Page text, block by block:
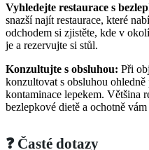
Vyhledejte restaurace s
snazší najít restaurace, které
odchodem si zjistěte, kde v
je a rezervujte si stůl.
Konzultujte s obsluhou: Při
konzultovat s obsluhou
kontaminace lepekem. Většina
bezlepkové dietě a ochotně
❓ Časté dotazy